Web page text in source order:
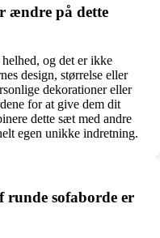
ændre på dette
og det er ikke
design, størrelse eller
dekorationer eller
for at give dem dit
dette sæt med andre
egen unikke indretning.
runde sofaborde er